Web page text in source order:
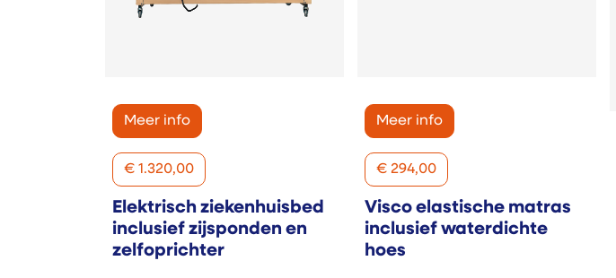
Meer info
€ 1.320,00
Elektrisch ziekenhuisbed
inclusief zijsponden en
zelfoprichter
Meer info
€ 294,00
Visco elastische matras
inclusief waterdichte
hoes